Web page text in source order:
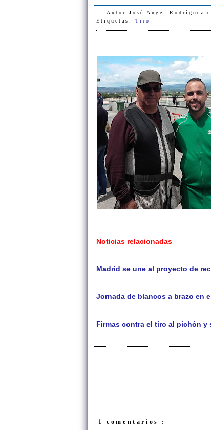
Autor José Angel Rodríguez
Etiquetas: Tiro
Noticias relacionadas
Madrid se une al proyecto de
Jornada de blancos a brazo en
Firmas contra el tiro al pichón y
1 comentarios :